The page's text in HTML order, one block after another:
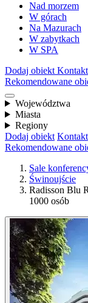
Nad morzem
W górach
Na Mazurach
W zabytkach
W SPA
Dodaj obiekt Kontakt
Rekomendowane
Województwa
Miasta
Regiony
Dodaj obiekt Kontakt
Rekomendowane
Sale
Świnoujście
Radisson Blu
1000 osób